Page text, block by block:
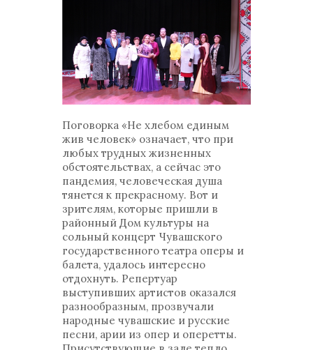
Поговорка «Не хлебом единым
жив человек» означает, что при
любых трудных жизненных
обстоятельствах, а сейчас это
пандемия, человеческая душа
тянется к прекрасному. Вот и
зрителям, которые пришли в
районный Дом культуры на
сольный концерт Чувашского
государственного театра оперы и
балета, удалось интересно
отдохнуть. Репертуар
выступивших артистов оказался
разнообразным, прозвучали
народные чувашские и русские
песни, арии из опер и оперетты.